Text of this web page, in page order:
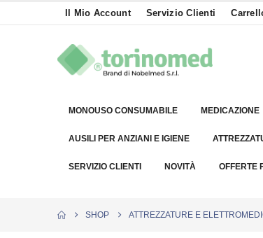
Il Mio Account Servizio Clienti
MONOUSO CONSUMABILE MEDICAZIONE
AUSILI PER ANZIANI E IGIENE
SERVIZIO CLIENTI NOVITÀ OFFERTE
SHOP ATTREZZATURE E